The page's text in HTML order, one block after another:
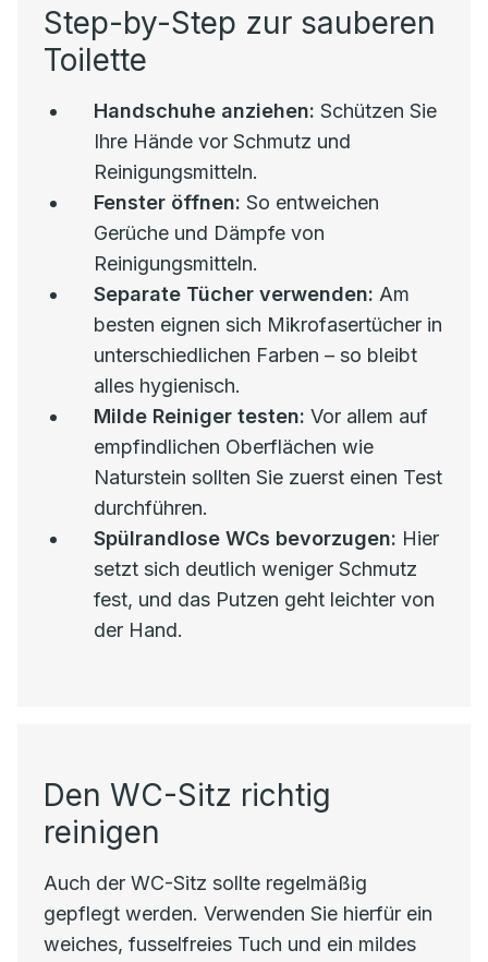
Step-by-Step zur sauberen
Toilette
Handschuhe anziehen: Schützen Sie
Ihre Hände vor Schmutz und
Reinigungsmitteln.
Fenster öffnen: So entweichen
Gerüche und Dämpfe von
Reinigungsmitteln.
Separate Tücher verwenden: Am
besten eignen sich Mikrofasertücher in
unterschiedlichen Farben – so bleibt
alles hygienisch.
Milde Reiniger testen: Vor allem auf
empfindlichen Oberflächen wie
Naturstein sollten Sie zuerst einen Test
durchführen.
Spülrandlose WCs bevorzugen: Hier
setzt sich deutlich weniger Schmutz
fest, und das Putzen geht leichter von
der Hand.
Den WC-Sitz richtig
reinigen
Auch der WC-Sitz sollte regelmäßig
gepflegt werden. Verwenden Sie hierfür ein
weiches, fusselfreies Tuch und ein mildes